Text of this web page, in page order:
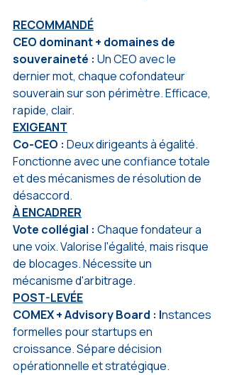
RECOMMANDÉ
CEO dominant + domaines de
souveraineté : Un CEO avec le
dernier mot, chaque cofondateur
souverain sur son périmètre. Efficace,
rapide, clair.
EXIGEANT
Co-CEO : Deux dirigeants à égalité.
Fonctionne avec une confiance totale
et des mécanismes de résolution de
désaccord.
À ENCADRER
Vote collégial : Chaque fondateur a
une voix. Valorise l'égalité, mais risque
de blocages. Nécessite un
mécanisme d'arbitrage.
POST-LEVÉE
COMEX + Advisory Board : Instances
formelles pour startups en
croissance. Sépare décision
opérationnelle et stratégique.